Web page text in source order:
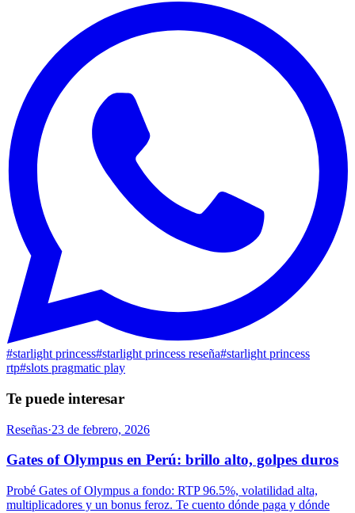
#starlight princess#starlight princess reseña#starlight princess
rtp#slots pragmatic play
Te puede interesar
Reseñas·23 de febrero, 2026
Gates of Olympus en Perú: brillo alto, golpes duros
Probé Gates of Olympus a fondo: RTP 96.5%, volatilidad alta,
multiplicadores y un bonus feroz. Te cuento dónde paga y dónde